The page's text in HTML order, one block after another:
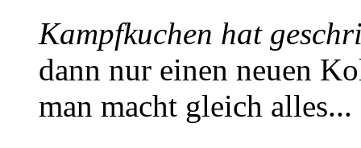
Kampfkuchen hat
dann nur einen neuen
man macht gleich alles...